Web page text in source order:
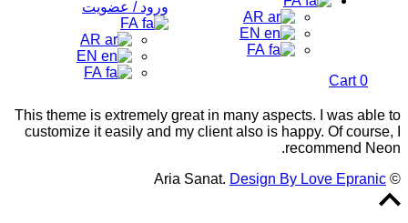
AR
EN
FA
0
Cart
ورود / عضویت
FA
AR
EN
FA
This theme is extremely great in many aspects. I was able to
customize it easily and my client also is happy. Of course, I
recommend Neon.
© Aria Sanat.
Design By Love Epranic